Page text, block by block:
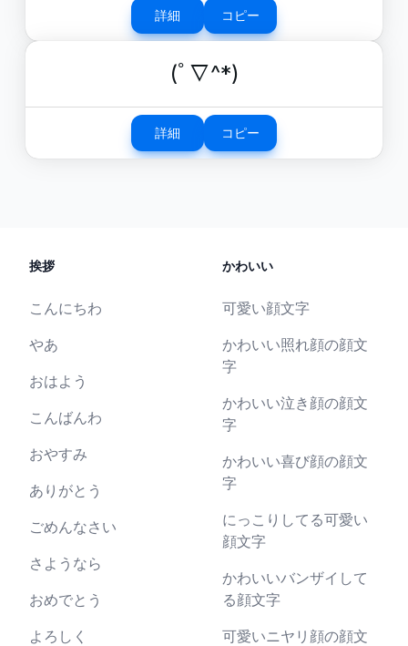
詳細 コピー
(ﾟ∇^*)
詳細 コピー
挨拶
こんにちわ
やあ
おはよう
こんばんわ
おやすみ
ありがとう
ごめんなさい
さようなら
おめでとう
よろしく
かわいい
可愛い顔文字
かわいい照れ顔の顔文
字
かわいい泣き顔の顔文
字
かわいい喜び顔の顔文
字
にっこりしてる可愛い
顔文字
かわいいバンザイして
る顔文字
可愛いニヤリ顔の顔文